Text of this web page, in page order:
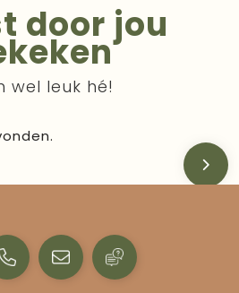
door jou
wel leuk hé!